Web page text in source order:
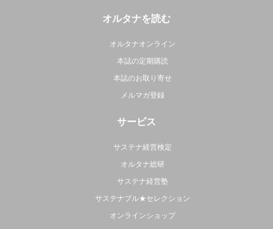
オルタナを読む
オルタナオンライン
本誌の定期購読
本誌のお取り寄せ
メルマガ登録
サービス
サステナ経営検定
オルタナ総研
サステナ経営塾
サステナブル★セレクション
オンラインショップ